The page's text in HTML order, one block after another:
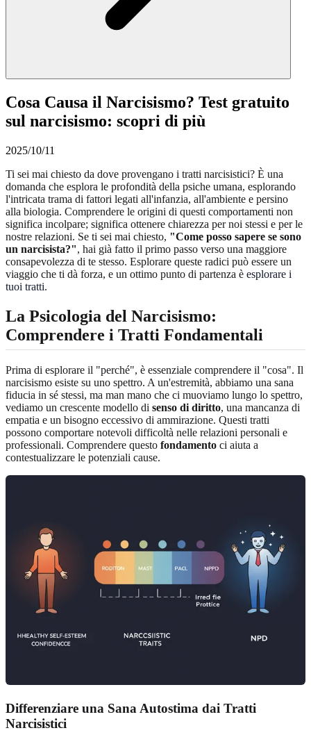
Cosa Causa il Narcisismo? Test gratuito
sul narcisismo: scopri di più
2025/10/11
Ti sei mai chiesto da dove provengano i tratti narcisistici? È una
domanda che esplora le profondità della psiche umana, esplorando
l'intricata trama di fattori legati all'infanzia, all'ambiente e persino
alla biologia. Comprendere le origini di questi comportamenti non
significa incolpare; significa ottenere chiarezza per noi stessi e per le
nostre relazioni. Se ti sei mai chiesto, "Come posso sapere se sono
un narcisista?", hai già fatto il primo passo verso una maggiore
consapevolezza di te stesso. Esplorare queste radici può essere un
viaggio che ti dà forza, e un ottimo punto di partenza è esplorare i
tuoi tratti.
La Psicologia del Narcisismo:
Comprendere i Tratti Fondamentali
Prima di esplorare il "perché", è essenziale comprendere il "cosa". Il
narcisismo esiste su uno spettro. A un'estremità, abbiamo una sana
fiducia in sé stessi, ma man mano che ci muoviamo lungo lo spettro,
vediamo un crescente modello di senso di diritto, una mancanza di
empatia e un bisogno eccessivo di ammirazione. Questi tratti
possono comportare notevoli difficoltà nelle relazioni personali e
professionali. Comprendere questo fondamento ci aiuta a
contestualizzare le potenziali cause.
Differenziare una Sana Autostima dai Tratti
Narcisistici